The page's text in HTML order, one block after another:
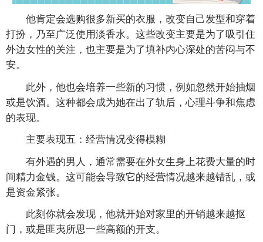
他肯定会选购很多新买的衣服，改变自己发型和穿着
打扮，乃至广泛使用淡香水。这些改变主要是为了吸引住
外边女性的关注，也主要是为了填补内心深处的苦闷与不
安。
此外，他也会培养一些新的习惯，例如忽然开始抽烟
或是饮酒。这种都会成为她在出了轨后，心理斗争和焦虑
的表现。
主要表现五：经营情况变得模糊
有外遇的男人，通常需要在外女生身上花费大量的时
间精力金钱。这可能会导致它的经营情况越来越错乱，或
是资金紧张。
此刻你就会发现，他就开始对家里的开销越来越抠
门，或是匪夷所思一些高额的开支。